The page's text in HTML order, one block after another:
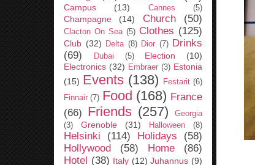
Campus (13) Cannes (5)
Champagne (14) Church (50)
Clacton On Sea (5) Clothes (125)
Club (32) Delta (8) Dior (7) Drinks
(69)
Dubai (5) Election
(10)
Electronics (32) Embraer (3) Estonia
(15) Events (138) Festarit (6)
Finnair (7) Food (168) France
(66) Friends (257)
Georgia
(3)
Grenoble (31) Halloween (8)
Helsinki (114) Holidays
(58)
Hollywood
(58) Home
(86)
Hotel (38) Italy (12) Juhannus (9)